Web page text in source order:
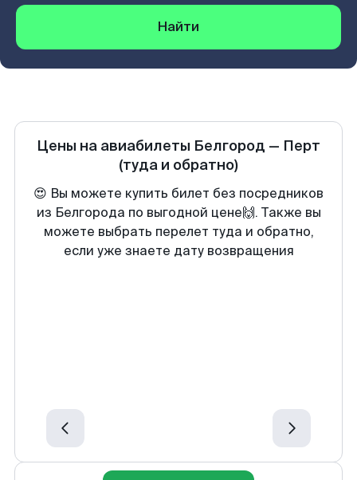
Найти
Цены на авиабилеты Белгород — Перт
(туда и обратно)
😍 Вы можете купить билет без посредников
из Белгорода по выгодной цене🙌. Также вы
можете выбрать перелет туда и обратно,
если уже знаете дату возвращения